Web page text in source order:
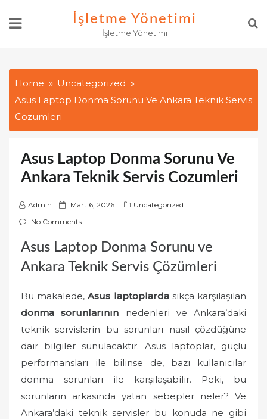
İşletme Yönetimi
İşletme Yönetimi
Home
Uncategorized
Asus Laptop Donma Sorunu Ve Ankara Teknik Servis
Cozumleri
Asus Laptop Donma Sorunu Ve
Ankara Teknik Servis Cozumleri
Admin
P
o
t
e
Mart 6, 2026
Uncategorized
No Comments
Asus Laptop Donma Sorunu ve
Ankara Teknik Servis Çözümleri
Bu makalede,Asus laptoplardasıkça karşılaşılan
donma sorunlarının nedenleri ve Ankara’daki
teknik servislerin bu sorunları nasıl çözdüğüne
dair bilgiler sunulacaktır. Asus laptoplar, güçlü
performansları ile bilinse de, bazı kullanıcılar
donma sorunları ile karşılaşabilir. Peki, bu
sorunların arkasında yatan sebepler neler? Ve
Ankara’daki teknik servisler bu konuda ne gibi